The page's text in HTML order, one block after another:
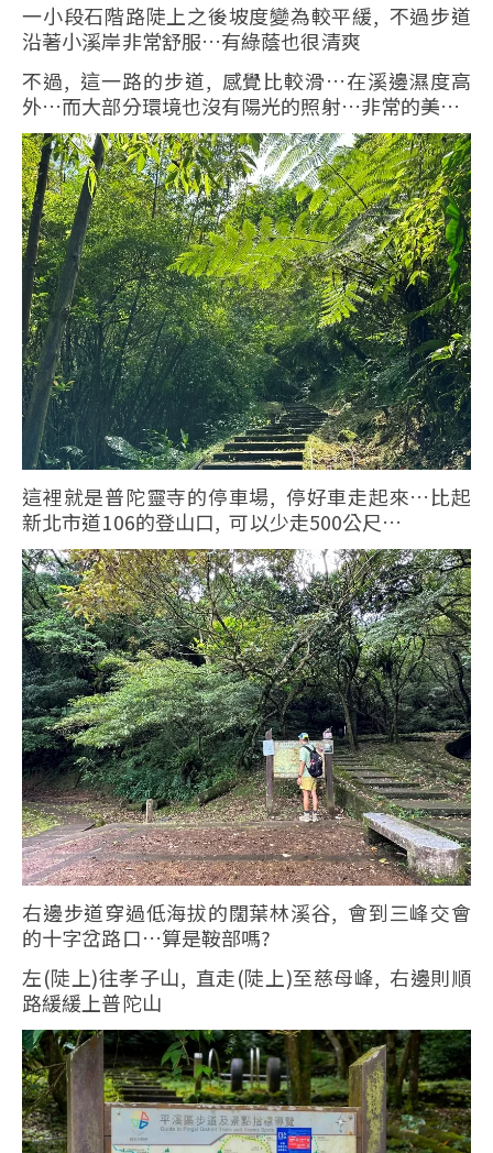
一小段石階路陡上之後坡度變為較平緩, 不過步道
沿著小溪岸非常舒服…有綠蔭也很清爽
不過, 這一路的步道, 感覺比較滑…在溪邊濕度高
外…而大部分環境也沒有陽光的照射…非常的美…
這裡就是普陀靈寺的停車場, 停好車走起來…比起
新北市道106的登山口, 可以少走500公尺…
右邊步道穿過低海拔的闊葉林溪谷, 會到三峰交會
的十字岔路口…算是鞍部嗎?
左(陡上)往孝子山, 直走(陡上)至慈母峰, 右邊則順
路緩緩上普陀山